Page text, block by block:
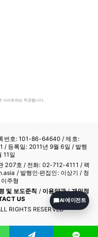
사이트와는 무관합니다.
번호: 101-86-64640 / 제호:
/ 등록일: 2011년 9월 6일 / 발행
11일
207호 / 전화: 02-712-4111 / 팩
/ 발행인·편집인: 이상기 / 청
주형
및 보도준칙 / 이용약관/개인정
US
RIGHTS RESERVED
AI 에이전트